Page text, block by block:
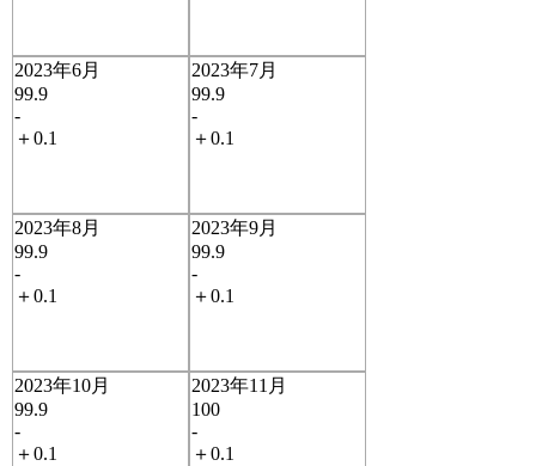
2023年6月
99.9
-
＋0.1
2023年7月
99.9
-
＋0.1
2023年8月
99.9
-
＋0.1
2023年9月
99.9
-
＋0.1
2023年10月
99.9
-
＋0.1
2023年11月
100
-
＋0.1